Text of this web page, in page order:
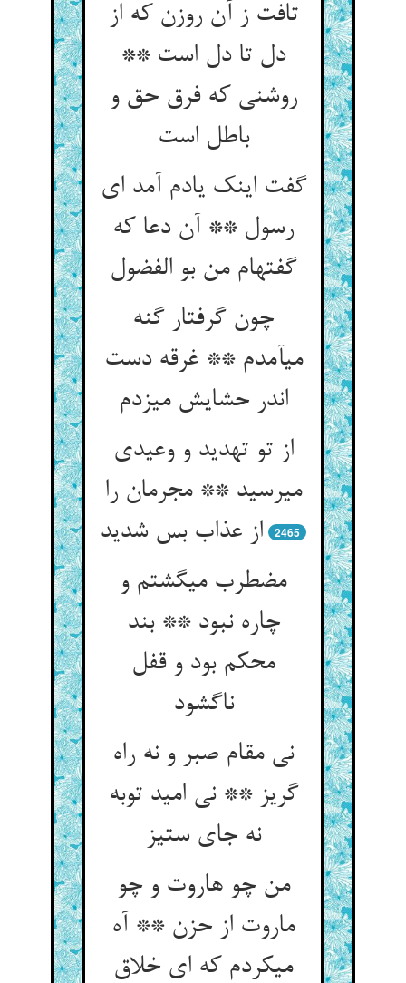
تافت ز آن روزن که از
دل تا دل است **
روشنی که فرق حق و
باطل است‏
گفت اینک یادم آمد ای
رسول ** آن دعا که
گفته‏ام من بو الفضول‏
چون گرفتار گنه
می‏آمدم ** غرقه دست
اندر حشایش می‏زدم‏
از تو تهدید و وعیدی
می‏رسید ** مجرمان را
از عذاب بس شدید
2465
مضطرب می‏گشتم و
چاره نبود ** بند
محکم بود و قفل
ناگشود
نی مقام صبر و نه راه
گریز ** نی امید توبه
نه جای ستیز
من چو هاروت و چو
ماروت از حزن ** آه
می‏کردم که ای خلاق